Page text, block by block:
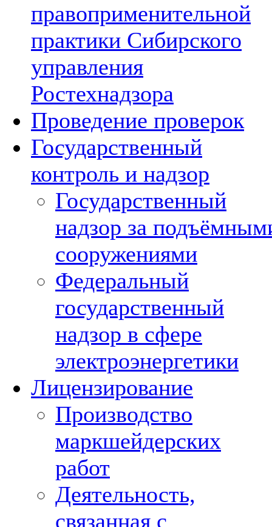
правоприменительной
практики Сибирского
управления
Ростехнадзора
Проведение проверок
Государственный
контроль и надзор
Государственный
надзор за
сооружениями
Федеральный
государственный
надзор в сфере
электроэнергетики
Лицензирование
Производство
маркшейдерских
работ
Деятельность,
связанная с